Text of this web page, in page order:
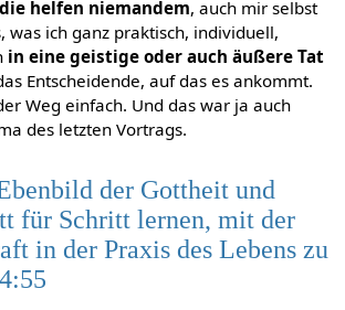
helfen niemandem, auch mir selbst
was ich ganz praktisch, individuell,
in eine geistige oder auch äußere Tat
Entscheidende, auf das es ankommt.
Weg einfach. Und das war ja auch
des letzten Vortrags.
der Gottheit und
für Schritt lernen, mit der
in der Praxis des Lebens zu